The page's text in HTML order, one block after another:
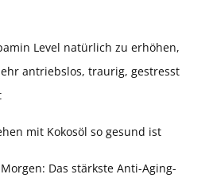
Level natürlich zu erhöhen,
antriebslos, traurig, gestresst
mit Kokosöl so gesund ist
Das stärkste Anti-Aging-